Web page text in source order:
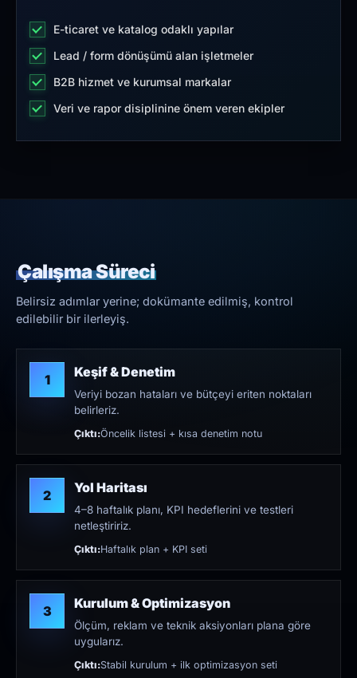
E-ticaret ve katalog odaklı yapılar
Lead / form dönüşümü alan işletmeler
B2B hizmet ve kurumsal markalar
Veri ve rapor disiplinine önem veren ekipler
Çalışma Süreci
Belirsiz adımlar yerine; dokümante edilmiş, kontrol
edilebilir bir ilerleyiş.
1 Keşif & Denetim
Veriyi bozan hataları ve bütçeyi eriten noktaları
belirleriz.
Çıktı:Öncelik listesi + kısa denetim notu
2 Yol Haritası
4–8 haftalık planı, KPI hedeflerini ve testleri
netleştiririz.
Çıktı:Haftalık plan + KPI seti
3 Kurulum & Optimizasyon
Ölçüm, reklam ve teknik aksiyonları plana göre
uygularız.
Çıktı:Stabil kurulum + ilk optimizasyon seti